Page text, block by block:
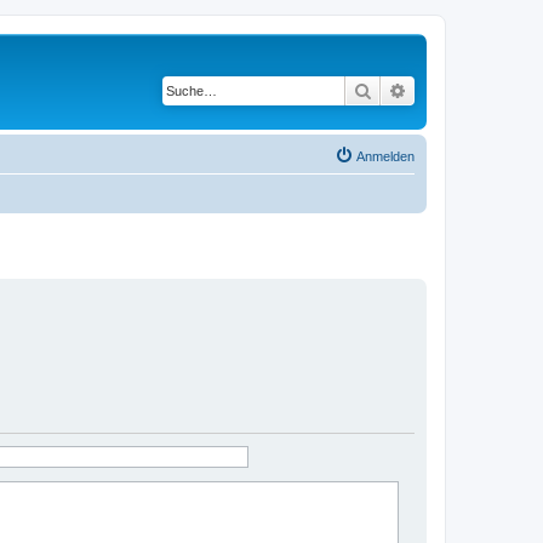
Suche
Anmelden